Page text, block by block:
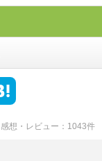
感想・レビュー 1043件